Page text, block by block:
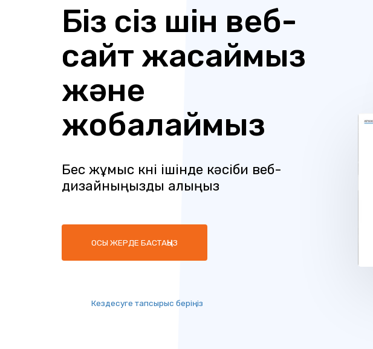
Біз сіз үшін веб-
сайт жасаймыз
және
жобалаймыз
Бес жұмыс күні ішінде кәсіби веб-
дизайныңызды алыңыз
ОСЫ ЖЕРДЕ БАСТАҢЫЗ
Кездесуге тапсырыс беріңіз